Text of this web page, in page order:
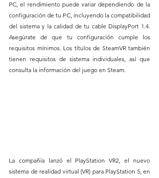
PC, el rendimiento puede variar dependiendo de la
configuración de tu PC, incluyendo la compatibilidad
del sistema y la calidad de tu cable DisplayPort 1.4.
Asegúrate de que tu configuración cumple los
requisitos mínimos. Los títulos de SteamVR también
tienen requisitos de sistema individuales, así que
consulta la información del juego en Steam.
La compañía lanzó el PlayStation VR2, el nuevo
sistema de realidad virtual (VR) para PlayStation 5, en